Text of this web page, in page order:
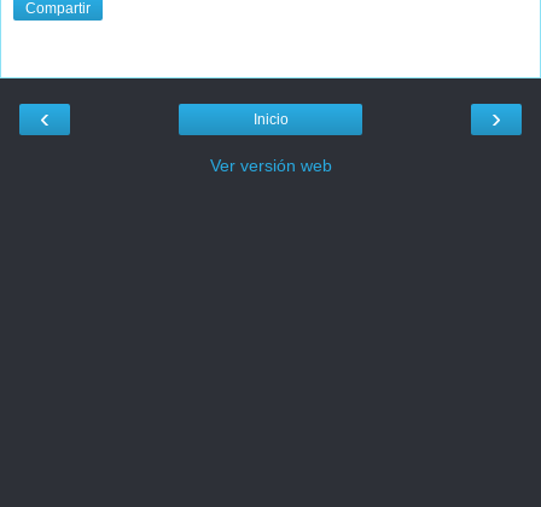
Compartir
‹ ›
Inicio
Ver versión web